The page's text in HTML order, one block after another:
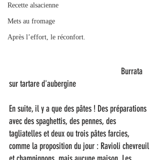
Recette alsacienne
Mets au fromage
Après l’effort, le réconfort.
sur tartare d'aubergine
En suite, il y a que des pâtes ! Des préparations
avec des spaghettis, des pennes, des
tagliatelles et deux ou trois pâtes farcies,
comme la proposition du jour : Ravioli chevreuil